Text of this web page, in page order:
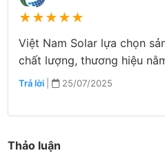
★★★★★
Việt Nam Solar lựa chọn
chất lượng, thương hiệu
Trả lời | 25/07/2025
Thảo luận